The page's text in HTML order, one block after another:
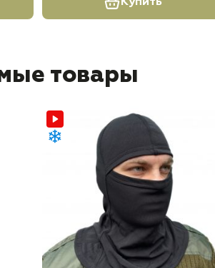
товары